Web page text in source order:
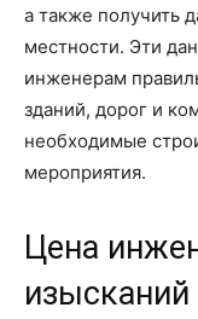
а также получить
местности. Эти
инженерам
зданий, дорог и
необходимые
мероприятия.
Цена
изысканий